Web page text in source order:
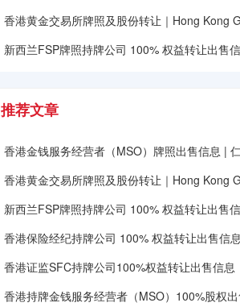
香港黄金交易所牌照及股份转让｜Hong Kong
新西兰FSP牌照持牌公司 100% 权益转让出售
推荐文章
香港金钱服务经营者（MSO）牌照出售信息 |
香港黄金交易所牌照及股份转让｜Hong Kong
新西兰FSP牌照持牌公司 100% 权益转让出售
香港保险经纪持牌公司 100% 权益转让出售信
香港证监SFC持牌公司100%权益转让出售信息
香港持牌金钱服务经营者（MSO）100%股权